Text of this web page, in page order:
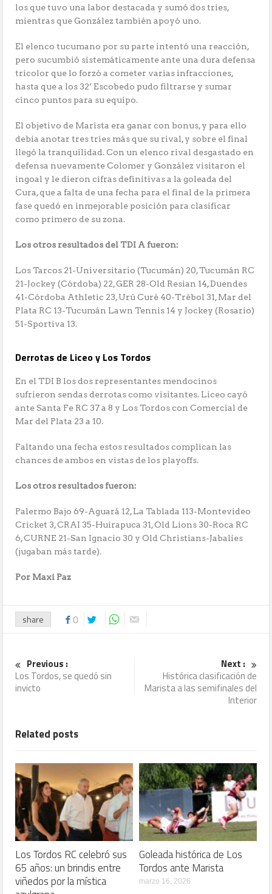
los que tuvo una labor destacada y sumó dos tries,
mientras que González también apoyó uno.
El elenco tucumano por su parte intentó una reacción,
pero sucumbió sistemáticamente ante una dura defensa
tricolor que lo forzó a cometer varias infracciones,
hasta que a los 32’ Escobedo pudo filtrarse y sumar
cinco puntos para su equipo.
El objetivo de Marista era ganar con bonus, y para ello
debía anotar tres tries más que su rival, y sobre el final
llegó la tranquilidad. Con un elenco rival desgastado en
defensa nuevamente Colomer y González visitaron el
ingoal y le dieron cifras definitivas a la goleada del
Cura, que a falta de una fecha para el final de la primera
fase quedó en inmejorable posición para clasificar
como primero de su zona.
Los otros resultados del TDI A fueron:
Los Tarcos 21-Universitario (Tucumán) 20, Tucumán RC
21-Jockey (Córdoba) 22, GER 28-Old Resian 14, Duendes
41-Córdoba Athletic 23, Urú Curé 40-Trébol 31, Mar del
Plata RC 13-Tucumán Lawn Tennis 14 y Jockey (Rosario)
51-Sportiva 13.
Derrotas de Liceo y Los Tordos
En el TDI B los dos representantes mendocinos
sufrieron sendas derrotas como visitantes. Liceo cayó
ante Santa Fe RC 37 a 8 y Los Tordos con Comercial de
Mar del Plata 23 a 10.
Faltando una fecha estos resultados complican las
chances de ambos en vistas de los playoffs.
Los otros resultados fueron:
Palermo Bajo 69-Aguará 12, La Tablada 113-Montevideo
Cricket 3, CRAI 35-Huirapuca 31, Old Lions 30-Roca RC
6, CURNE 21-San Ignacio 30 y Old Christians-Jabalíes
(jugaban más tarde).
Por Maxi Paz
share 0
Previous :
Los Tordos, se quedó sin
invicto
Next :
Histórica clasificación de
Marista a las semifinales del
Interior
Related posts
Los Tordos RC celebró sus
65 años: un brindis entre
viñedos por la mística
Goleada histórica de Los
Tordos ante Marista
marzo 16, 2026